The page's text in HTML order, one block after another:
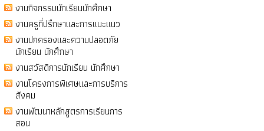
งานกิจกรรมนักเรียนนักศึกษา
งานครูที่ปรึกษาและการแนะแนว
งานปกครองและความปลอดภัย
นักเรียน นักศึกษา
งานสวัสดิการนักเรียน นักศึกษา
งานโครงการพิเศษและการบริการ
สังคม
งานพัฒนาหลักสูตรการเรียนการ
สอน